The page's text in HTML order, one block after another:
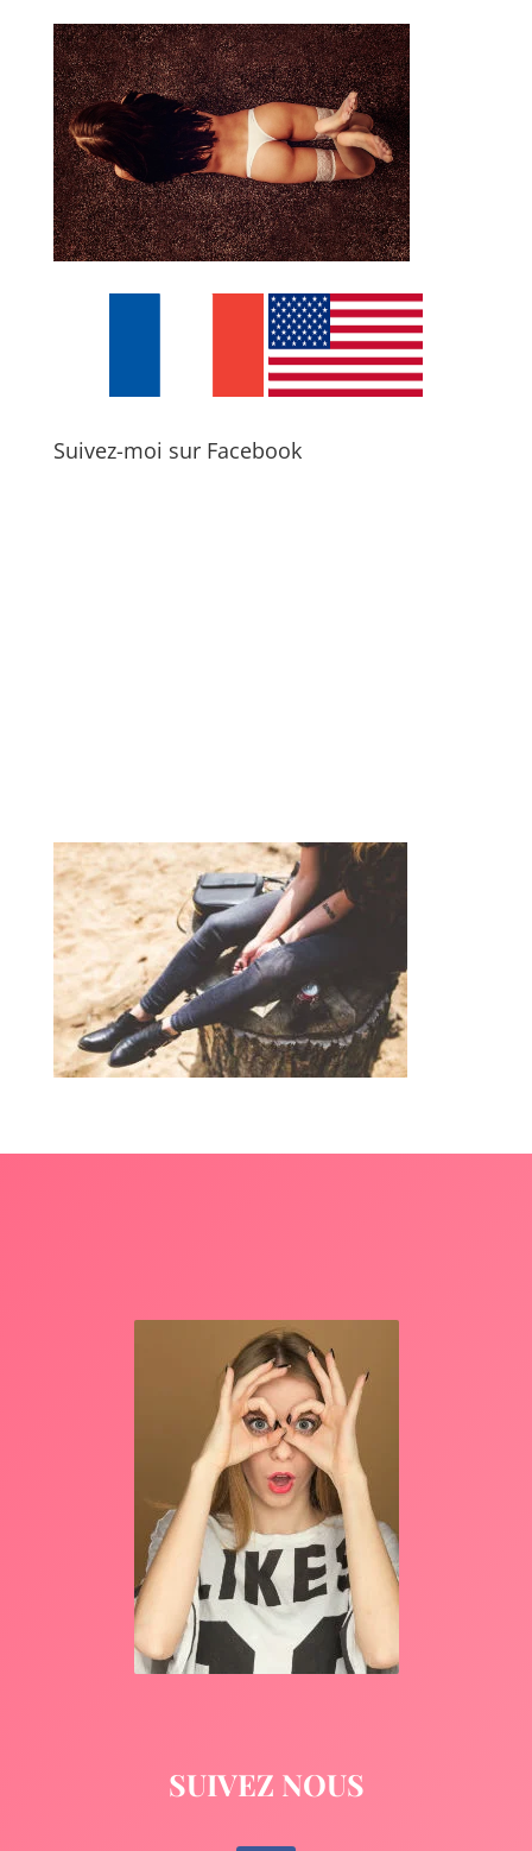
Suivez-moi sur Facebook
SUIVEZ NOUS